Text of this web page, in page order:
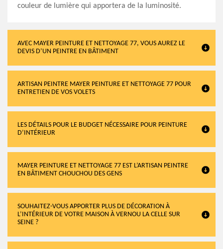
couleur de lumière qui apportera de la luminosité.
AVEC MAYER PEINTURE ET NETTOYAGE 77, VOUS AUREZ LE
DEVIS D’UN PEINTRE EN BÂTIMENT
ARTISAN PEINTRE MAYER PEINTURE ET NETTOYAGE 77 POUR
ENTRETIEN DE VOS VOLETS
LES DÉTAILS POUR LE BUDGET NÉCESSAIRE POUR PEINTURE
D’INTÉRIEUR
MAYER PEINTURE ET NETTOYAGE 77 EST L’ARTISAN PEINTRE
EN BÂTIMENT CHOUCHOU DES GENS
SOUHAITEZ-VOUS APPORTER PLUS DE DÉCORATION À
L’INTÉRIEUR DE VOTRE MAISON À VERNOU LA CELLE SUR
SEINE ?